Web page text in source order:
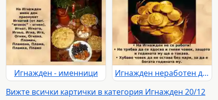
Игнажден - именници
Игнажден неработен ден
Вижте всички картички в категория Игнажден 20/12